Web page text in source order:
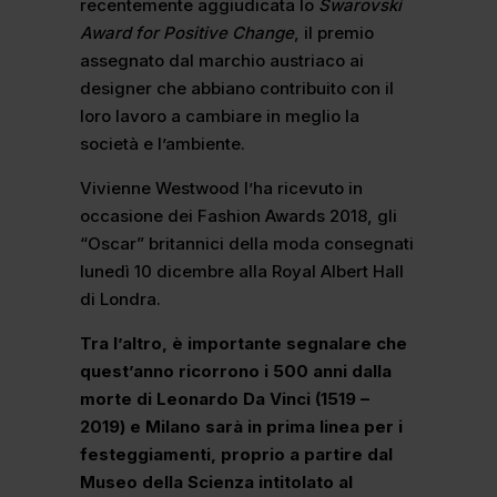
recentemente aggiudicata loSwarovski
Award for Positive Change, il premio
assegnato dal marchio austriaco ai
designer che abbiano contribuito con il
loro lavoro a cambiare in meglio la
società e l’ambiente.
Vivienne Westwood l’ha ricevuto in
occasione dei Fashion Awards 2018, gli
“Oscar” britannici della moda consegnati
lunedì 10 dicembre alla Royal Albert Hall
di Londra.
Tra l’altro, è importante segnalare che
quest’anno ricorrono i 500 anni dalla
morte di Leonardo Da Vinci (1519 –
2019) e Milano sarà in prima linea per i
festeggiamenti, proprio a partire dal
Museo della Scienza intitolato al